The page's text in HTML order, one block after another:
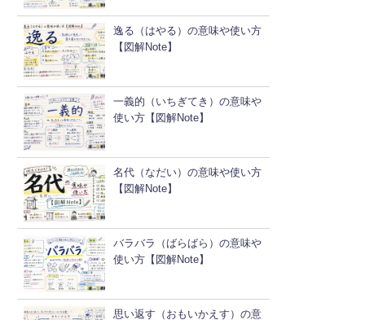
逸る（はやる）の意味や使い方
【図解Note】
一義的（いちぎてき）の意味や
使い方【図解Note】
名代（なだい）の意味や使い方
【図解Note】
バラバラ（ばらばら）の意味や
使い方【図解Note】
思い返す（おもいかえす）の意